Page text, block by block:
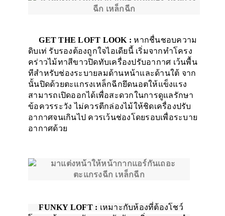
GET THE LOFT LOOK : หากชื่นชอบความ
ดิบเท่ รับรองต้องถูกใจไอเดียนี้ เริ่มจากทำโครง
คร่าวไม้ทาสีขาวปิดทับเครื่องปรับอากาศ เว้นพื้น
ทีสำหรับช่องระบายลมด้านหน้าและด้านใต้ จาก
นั้นปิดด้วยตะแกรงเหล็กฉีกยึดนอตให้แข็งแรง
สามารถเปิดออกได้เพื่อสะดวกในการดูแลรักษา
ข้อควรระวัง ไม่ควรตีกล่องไม้ให้ชิดเครื่องปรับ
อากาศจนเกินไป ควรเว้นช่องโดยรอบเพื่อระบาย
อากาศด้วย
FUNKY LOFT : เหมาะกับห้องที่ต้องโชว์